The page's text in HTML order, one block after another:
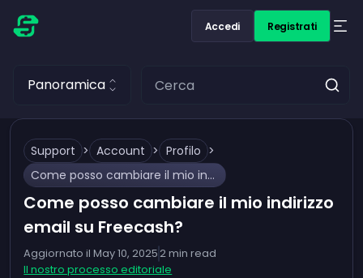
Accedi Registrati
Panoramica
Support > Account > Profilo >
Come posso cambiare il mio indirizzo email su Freecash?
Come posso cambiare il mio indirizzo
email su Freecash?
Aggiornato il May 10, 20252min read
Il nostro processo editoriale